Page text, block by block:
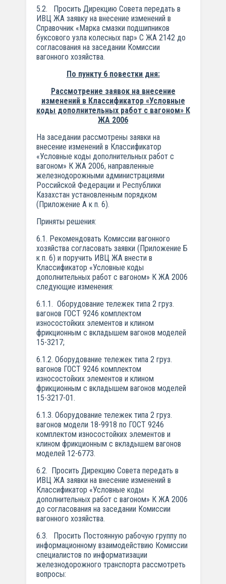
5.2. Просить Дирекцию Совета передать в
ИВЦ ЖА заявку на внесение изменений в
Справочник «Марка смазки подшипников
буксового узла колесных пар» С ЖА 2142 до
согласования на заседании Комиссии
вагонного хозяйства.
По пункту 6 повестки дня:
Рассмотрение заявок на внесение
изменений в Классификатор «Условные
коды дополнительных работ с вагоном» К
ЖА 2006
На заседании рассмотрены заявки на
внесение изменений в Классификатор
«Условные коды дополнительных работ с
вагоном» К ЖА 2006, направленные
железнодорожными администрациями
Российской Федерации и Республики
Казахстан установленным порядком
(Приложение А к п. 6).
Приняты решения:
6.1. Рекомендовать Комиссии вагонного
хозяйства согласовать заявки (Приложение Б
к п. 6) и поручить ИВЦ ЖА внести в
Классификатор «Условные коды
дополнительных работ с вагоном» К ЖА 2006
следующие изменения:
6.1.1. Оборудование тележек типа 2 груз.
вагонов ГОСТ 9246 комплектом
износостойких элементов и клином
фрикционным с вкладышем вагонов моделей
15-3217;
6.1.2. Оборудование тележек типа 2 груз.
вагонов ГОСТ 9246 комплектом
износостойких элементов и клином
фрикционным с вкладышем вагонов моделей
15-3217-01.
6.1.3. Оборудование тележек типа 2 груз.
вагонов модели 18-9918 по ГОСТ 9246
комплектом износостойких элементов и
клином фрикционным с вкладышем вагонов
моделей 12-6773.
6.2. Просить Дирекцию Совета передать в
ИВЦ ЖА заявки на внесение изменений в
Классификатор «Условные коды
дополнительных работ с вагоном» К ЖА 2006
до согласования на заседании Комиссии
вагонного хозяйства.
6.3. Просить Постоянную рабочую группу по
информационному взаимодействию Комиссии
специалистов по информатизации
железнодорожного транспорта рассмотреть
вопросы: